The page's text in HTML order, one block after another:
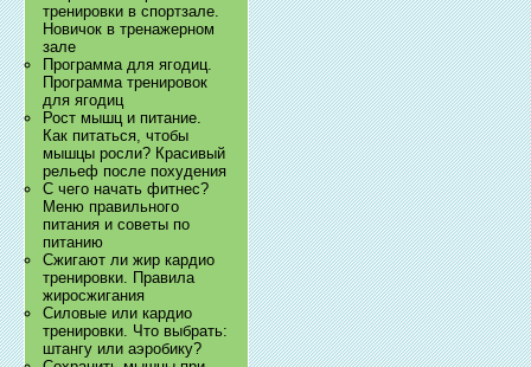
тренировки в спортзале.
Новичок в тренажерном
зале
Программа для ягодиц.
Программа тренировок
для ягодиц
Рост мышц и питание.
Как питаться, чтобы
мышцы росли? Красивый
рельеф после похудения
С чего начать фитнес?
Меню правильного
питания и советы по
питанию
Сжигают ли жир кардио
тренировки. Правила
жиросжигания
Силовые или кардио
тренировки. Что выбрать:
штангу или аэробику?